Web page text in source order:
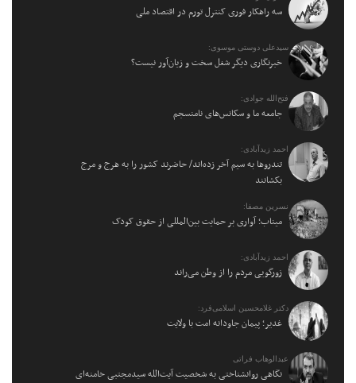
سه راهکار فوری کنترل تورم در اقتصاد ملی
سیدعلی دوستی موسوی:
خبرنگاری دیگر شغل سخت و زیان‌آور نیست؟
فتح‌الله جوادی:
جامعه ما و سکانس‌های نامنسجم
احمد زیدآبادی:
تندروها به سیم آخر زده‌اند/ حاضرند کشور را به هرج و مرج
بکشانند
نسرین مصفا:
میناب؛ آواری بر حمایت بین‌المللی از حقوق کودک
احمد زیدآبادی:
زورگویی مردم را از وطن می‌راند
دکتر غلامحسین اسلامی‌فرد:
غدیر؛ پیمان جاودانه امت با ولایت
عبدالوهاب فراتی
نگاهی روانشناختی به شخصیت آیت‌الله سیدمجتبی خامنه‌ای